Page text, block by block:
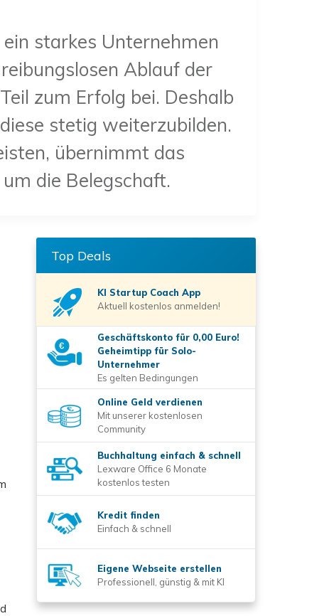
starkes Unternehmen
Ablauf der
zum Erfolg bei. Deshalb
stetig weiterzubilden.
übernimmt das
die Belegschaft.
Top Deals
KI Startup Coach App
Aktuell kostenlos anmelden!
Geschäftskonto für 0,00 Euro!
Geheimtipp für Solo-
Unternehmer
Es gelten Bedingungen
Online Geld verdienen
Mit unserer kostenlosen
Community
Buchhaltung einfach & schnell
Lexware Office 6 Monate
kostenlos testen
Kredit finden
Einfach & schnell
Eigene Webseite erstellen
Professionell, günstig & mit KI